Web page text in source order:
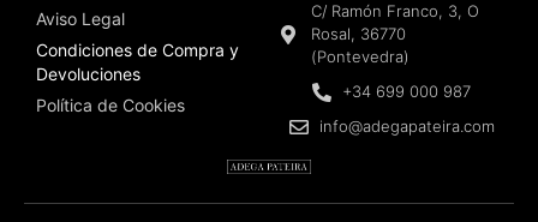
Aviso Legal
Condiciones de Compra y
Devoluciones
Política de Cookies
C/ Ramón Franco, 3, O
Rosal, 36770
(Pontevedra)
+34 699 000 987
info@adegapateira.com